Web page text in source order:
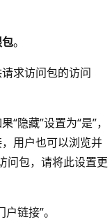
。
求访问包的访问
“隐藏”设置为“是”，
用户也可以浏览并
问包，请将此设置更
链接”。